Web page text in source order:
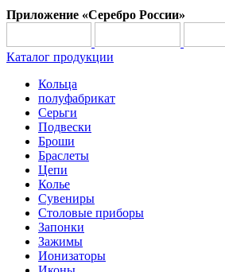
Приложение «Серебро России»
Каталог продукции
Кольца
полуфабрикат
Серьги
Подвески
Броши
Браслеты
Цепи
Колье
Сувениры
Столовые приборы
Запонки
Зажимы
Ионизаторы